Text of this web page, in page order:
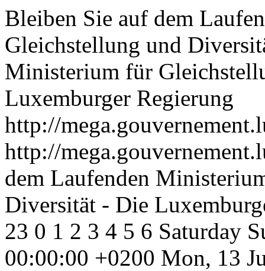
Bleiben Sie auf dem
Gleichstellung und
Ministerium für
Luxemburger Regierung
http://
http://
dem Laufenden
Diversität - Die
23 0 1 2 3 4 5 6 Saturday
00:00:00 +0200 Mon, 13